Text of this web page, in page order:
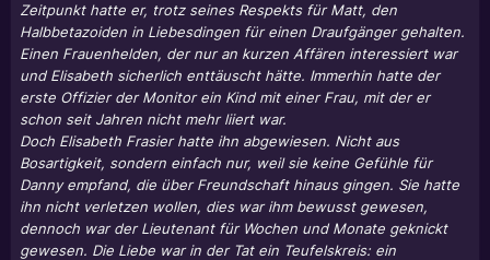
Zeitpunkt hatte er, trotz seines Respekts für Matt, den
Halbbetazoiden in Liebesdingen für einen Draufgänger gehalten.
Einen Frauenhelden, der nur an kurzen Affären interessiert war
und Elisabeth sicherlich enttäuscht hätte. Immerhin hatte der
erste Offizier der Monitor ein Kind mit einer Frau, mit der er
schon seit Jahren nicht mehr liiert war.
Doch Elisabeth Frasier hatte ihn abgewiesen. Nicht aus
Bosartigkeit, sondern einfach nur, weil sie keine Gefühle für
Danny empfand, die über Freundschaft hinaus gingen. Sie hatte
ihn nicht verletzen wollen, dies war ihm bewusst gewesen,
dennoch war der Lieutenant für Wochen und Monate geknickt
gewesen. Die Liebe war in der Tat ein Teufelskreis: ein